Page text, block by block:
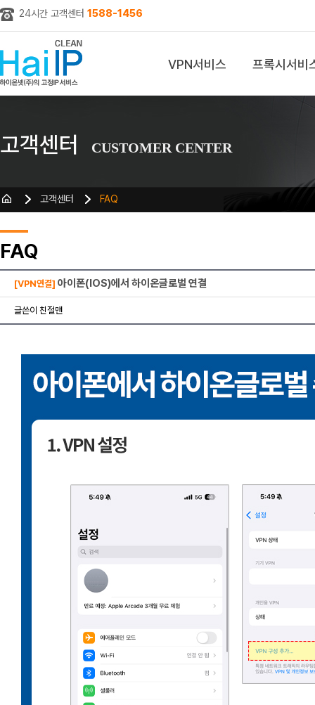
24시간 고객센터 1588-1456
VPN서비스 프록시서비
고객센터 CUSTOMER CENTER
고객센터 FAQ
FAQ
[VPN연결] 아이폰(IOS)에서 하이온글로벌 연결
글쓴이 친절맨